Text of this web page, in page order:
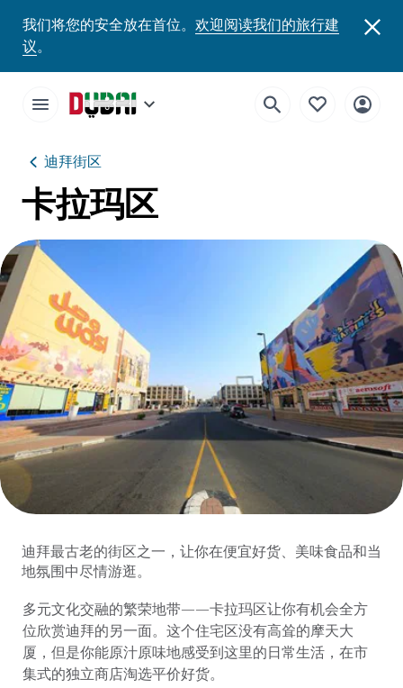
我们将您的安全放在首位。 欢迎阅读我们的旅行建
议。
迪拜街区
卡拉玛区
迪拜最古老的街区之一，让你在便宜好货、美味食品和当
地氛围中尽情游逛。
多元文化交融的繁荣地带——卡拉玛区让你有机会全方
位欣赏迪拜的另一面。这个住宅区没有高耸的摩天大
厦，但是你能原汁原味地感受到这里的日常生活，在市
集式的独立商店淘选平价好货。